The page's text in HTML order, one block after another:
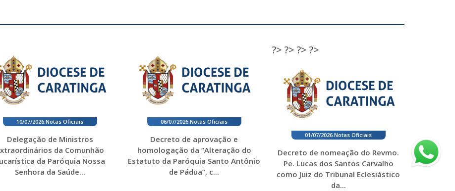
?> ?>
10/07/2026.Notas Oficiais
Delegação de Ministros
da Comunhão
da Paróquia Nossa
Senhora da Saúde...
?>
06/07/2026.Notas Oficiais
Decreto de aprovação e
homologação da “Alteração do
Estatuto da Paróquia Santo Antônio
de Pádua”, c...
?>
01/07/2026.Notas Oficiais
Decreto de nomeação do Revmo.
Pe. Lucas dos Santos Carvalho
como Juiz do Tribunal Eclesiástico
da...